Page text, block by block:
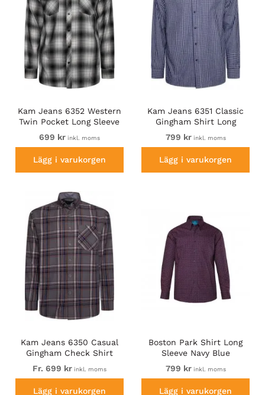
Kam Jeans 6352 Western
Twin Pocket Long Sleeve
Shirt Charcoal
699 krinkl. moms
Lägg i varukorgen
Kam Jeans 6351 Classic
Gingham Shirt Long
Sleeve Navy
799 krinkl. moms
Lägg i varukorgen
Kam Jeans 6350 Casual
Gingham Check Shirt
Long Sleeve Grey
Fr. 699 krinkl. moms
Lägg i varukorgen
Boston Park Shirt Long
Sleeve Navy Blue
799 krinkl. moms
Lägg i varukorgen